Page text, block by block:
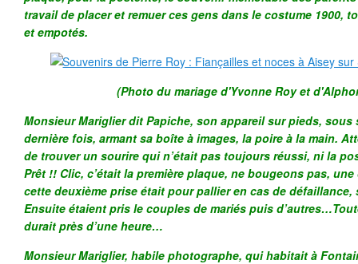
travail de placer et remuer ces gens dans le costume 1900,
et empotés.
(Photo du mariage d'Yvonne Roy et
Monsieur Mariglier dit Papiche, son appareil sur pieds,
dernière fois, armant sa boîte à images, la poire à la main.
de trouver un sourire qui n’était pas toujours réussi, ni la
Prêt !! Clic, c’était la première plaque, ne bougeons pas,
cette deuxième prise était pour pallier en cas de défaillance,
Ensuite étaient pris le couples de mariés puis
durait près d’une heure…
Monsieur Mariglier, habile photographe, qui habitait à